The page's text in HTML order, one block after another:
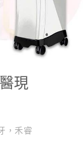
現
，禾睿